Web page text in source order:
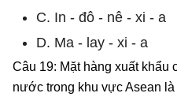
C. In - đô - nê - xi - a
D. Ma - lay - xi - a
Câu 19: Mặt hàng xuất khẩu
nước trong khu vực Asean là